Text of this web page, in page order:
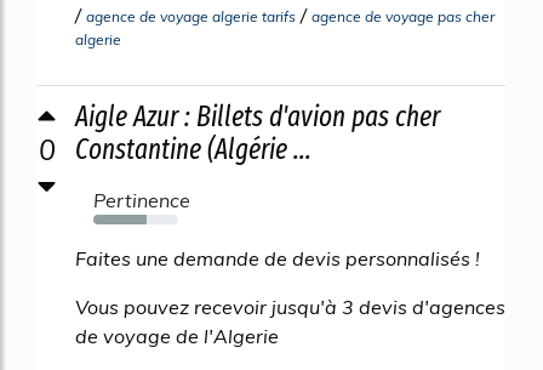
/ agence de voyage algerie tarifs / agence de voyage pas cher
algerie
0
Aigle Azur : Billets d'avion pas cher
Constantine (Algérie ...
Pertinence
63%
Faites une demande de devis personnalisés !
Vous pouvez recevoir jusqu'à 3 devis d'agences
de voyage de l'Algerie